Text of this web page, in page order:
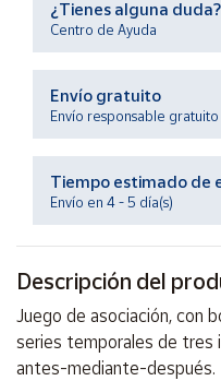
Productos
Solidarios
Ayuda
Centro
de ayuda
Contacto
Vendedores
Mapa de
vendedores
¿Tienes alguna duda?
Centro de Ayuda
Envío gratuito
Envío responsable
Tiempo estimado de
Envío en 4 - 5 día(s)
Descripción del
Juego de asociación, con
series temporales de tres
antes-mediante-después.